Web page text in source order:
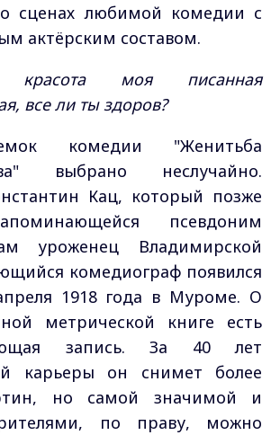
сценах любимой комедии с
актёрским составом.
моя писанная
все ли ты здоров?
комедии "Женитьба
выбрано неслучайно.
Кац, который позже
псевдоним
уроженец Владимирской
комедиограф появился
1918 года в Муроме. О
метрической книге есть
запись. За 40 лет
карьеры он снимет более
но самой значимой и
по праву, можно